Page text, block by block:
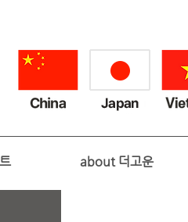
about 더고운